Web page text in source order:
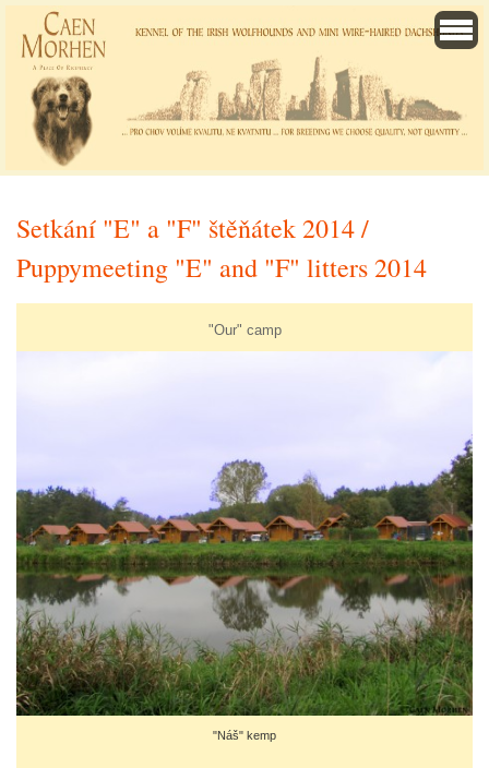
Setkání "E" a "F" štěňátek 2014 /
Puppymeeting "E" and "F" litters 2014
"Our" camp
"Náš" kemp